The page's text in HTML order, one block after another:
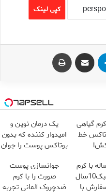
کپی لینک
تلگرام اشتراک گذاری از طریق ایمیل
گیاهی
خط
یک درمان نوین و
امیدوار کننده که بدون
بوتاکس پوست را جوان
آقای58ساله با کرم
ضدچروک جلبک10سال
با
جوانسازی پوست
صورت را با کرم
ضدچروک آلمانی تجربه